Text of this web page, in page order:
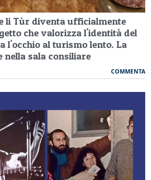
li Tùr diventa ufficialmente
che valorizza l'identità del
l'occhio al turismo lento. La
nella sala consiliare
COMMENTA